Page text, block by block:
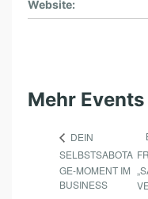
Website:
Mehr Events
DEIN
SELBSTSABOTA
GE-MOMENT IM
BUSINESS